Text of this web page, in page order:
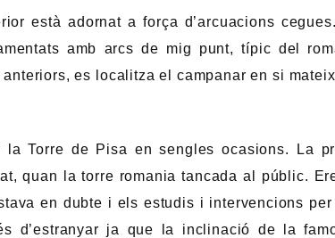
està adornat a força d’arcuacions
amb arcs de mig punt, típic del
es localitza el campanar en si
Torre de Pisa en sengles ocasions. La
quan la torre romania tancada al públic.
en dubte i els estudis i intervencions per
d’estranyar ja que la inclinació de la